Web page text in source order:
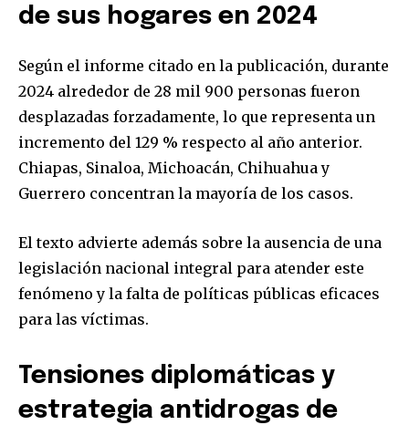
de sus hogares en 2024
Según el informe citado en la publicación, durante
2024 alrededor de 28 mil 900 personas fueron
desplazadas forzadamente, lo que representa un
incremento del 129 % respecto al año anterior.
Chiapas, Sinaloa, Michoacán, Chihuahua y
Guerrero concentran la mayoría de los casos.
El texto advierte además sobre la ausencia de una
legislación nacional integral para atender este
fenómeno y la falta de políticas públicas eficaces
para las víctimas.
Tensiones diplomáticas y
estrategia antidrogas de